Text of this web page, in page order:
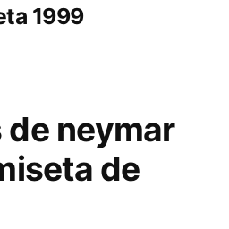
1999
neymar
de